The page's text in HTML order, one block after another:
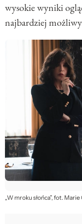
wysokie wyniki
najbardziej
„W mroku słońca”, fot.